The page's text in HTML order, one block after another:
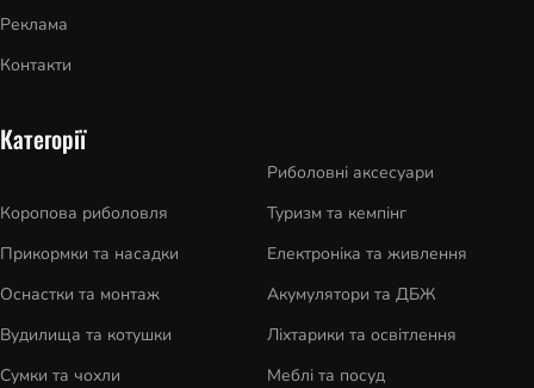
Реклама
Контакти
Категорії
Коропова риболовля
Прикормки та насадки
Оснастки та монтаж
Вудилища та котушки
Сумки та чохли
Риболовні аксесуари
Туризм та кемпінг
Електроніка та живлення
Акумулятори та ДБЖ
Ліхтарики та освітлення
Меблі та посуд